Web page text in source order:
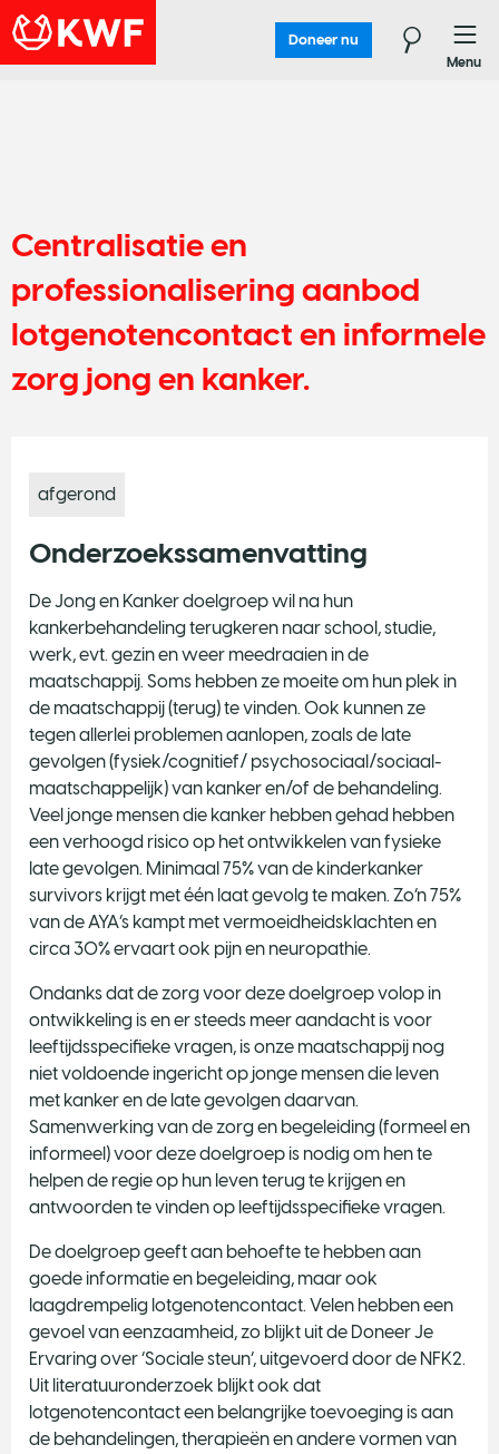
Doneer nu
Menu
Centralisatie en
professionalisering aanbod
lotgenotencontact en informele
zorg jong en kanker.
afgerond
Onderzoekssamenvatting
De Jong en Kanker doelgroep wil na hun
kankerbehandeling terugkeren naar school, studie,
werk, evt. gezin en weer meedraaien in de
maatschappij. Soms hebben ze moeite om hun plek in
de maatschappij (terug) te vinden. Ook kunnen ze
tegen allerlei problemen aanlopen, zoals de late
gevolgen (fysiek/cognitief/ psychosociaal/sociaal-
maatschappelijk) van kanker en/of de behandeling.
Veel jonge mensen die kanker hebben gehad hebben
een verhoogd risico op het ontwikkelen van fysieke
late gevolgen. Minimaal 75% van de kinderkanker
survivors krijgt met één laat gevolg te maken. Zo’n 75%
van de AYA’s kampt met vermoeidheidsklachten en
circa 30% ervaart ook pijn en neuropathie.
Ondanks dat de zorg voor deze doelgroep volop in
ontwikkeling is en er steeds meer aandacht is voor
leeftijdsspecifieke vragen, is onze maatschappij nog
niet voldoende ingericht op jonge mensen die leven
met kanker en de late gevolgen daarvan.
Samenwerking van de zorg en begeleiding (formeel en
informeel) voor deze doelgroep is nodig om hen te
helpen de regie op hun leven terug te krijgen en
antwoorden te vinden op leeftijdsspecifieke vragen.
De doelgroep geeft aan behoefte te hebben aan
goede informatie en begeleiding, maar ook
laagdrempelig lotgenotencontact. Velen hebben een
gevoel van eenzaamheid, zo blijkt uit de Doneer Je
Ervaring over ‘Sociale steun’, uitgevoerd door de NFK2.
Uit literatuuronderzoek blijkt ook dat
lotgenotencontact een belangrijke toevoeging is aan
de behandelingen, therapieën en andere vormen van